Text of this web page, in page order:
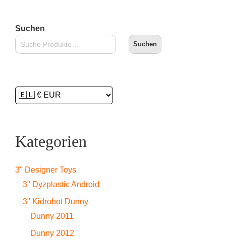
Suchen
Suchen
Kategorien
3" Designer Toys
3" Dyzplastic Android
3" Kidrobot Dunny
Dunny 2011
Dunny 2012